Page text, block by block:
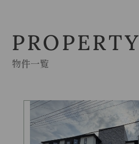
PROPERTY
物件一覧